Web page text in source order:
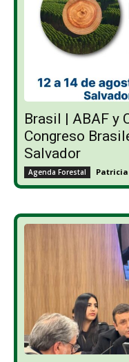
Brasil | ABAF y
Congreso
Salvador
Agenda Forestal Patricia